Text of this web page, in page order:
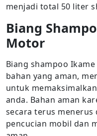
menjadi total 50 liter
Biang
Motor
Biang shampoo
bahan yang aman,
untuk
anda. Bahan aman
secara terus
pencucian mobil dan